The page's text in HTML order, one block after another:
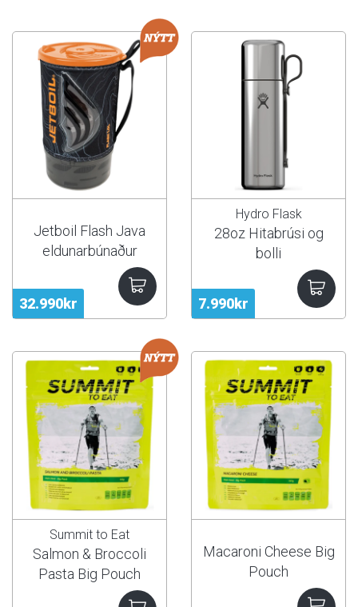
32.990kr
Jetboil Flash Java
eldunarbúnaður
7.990kr
Hydro Flask
28oz Hitabrúsi og
bolli
Summit to Eat
Salmon & Broccoli
Pasta Big Pouch
Macaroni Cheese Big
Pouch